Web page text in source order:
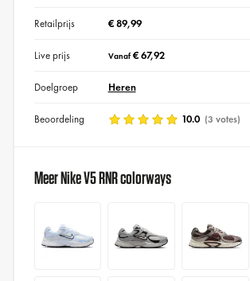
Retailprijs € 89,99
Live prijs Vanaf€ 67,92
Doelgroep Heren
Beoordeling 10.0 (3 votes)
Meer Nike V5 RNR colorways